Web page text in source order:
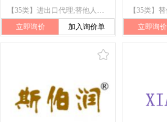
【35类】进出口代理;替他人推销;替他人采购(替其他企业购买商品或服务);市场营销
立即询价
加入询价单
立即询价